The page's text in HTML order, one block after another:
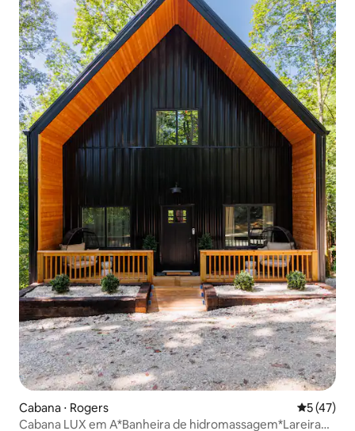
Cabana ⋅ Rogers 5 de uma
5 (47)
Cabana LUX em A*Banheira de hidromassagem*Lareira